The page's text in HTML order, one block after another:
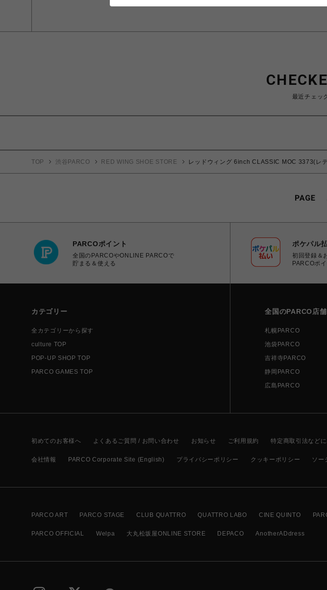
最近チェッ
TOP 渋谷PARCO RED WING SHOE STORE レッドウィング 6inch CLASSIC MOC 3373(レ
PARCOポイント
全国のPARCOやONLINE PARCOで
貯まる＆使える
ポケパル
初回登録＆
PARCOポ
カテゴリー
全カテゴリーから探す
culture TOP
POP-UP SHOP TOP
PARCO GAMES TOP
全国のPARCO店舗
札幌PARCO
池袋PARCO
吉祥寺PARCO
静岡PARCO
広島PARCO
初めてのお客様へ よくあるご質問 / お問い合わせ お知らせ ご利用規約 特定商取引法など
会社情報 PARCO Corporate Site (English) プライバシーポリシー クッキーポリシー ソー
PARCO ART PARCO STAGE CLUB QUATTRO QUATTRO LABO CINE QUINTO
PARCO OFFICIAL Welpa 大丸松坂屋ONLINE STORE DEPACO AnotherADdress